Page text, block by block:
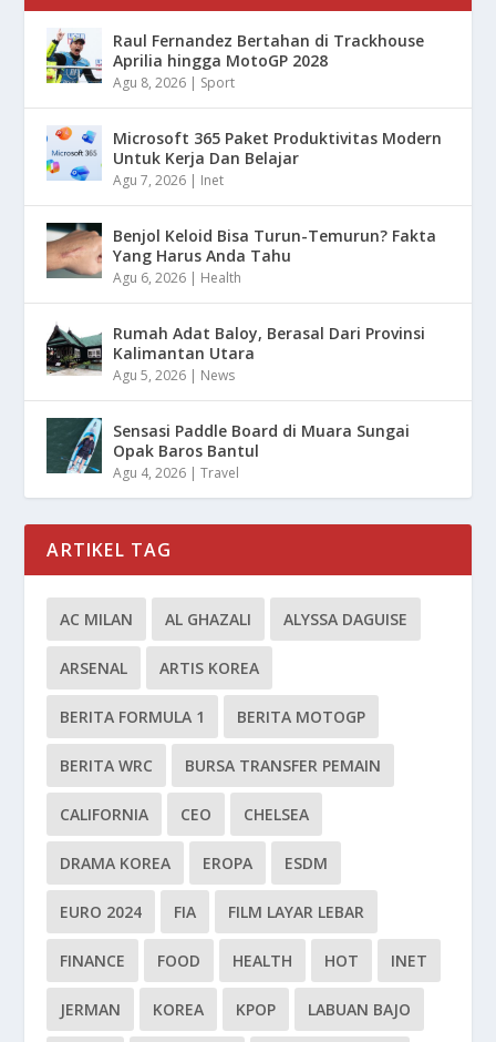
Raul Fernandez Bertahan di Trackhouse
Aprilia hingga MotoGP 2028
Agu 8, 2026 | Sport
Microsoft 365 Paket Produktivitas Modern
Untuk Kerja Dan Belajar
Agu 7, 2026 | Inet
Benjol Keloid Bisa Turun-Temurun? Fakta
Yang Harus Anda Tahu
Agu 6, 2026 | Health
Rumah Adat Baloy, Berasal Dari Provinsi
Kalimantan Utara
Agu 5, 2026 | News
Sensasi Paddle Board di Muara Sungai
Opak Baros Bantul
Agu 4, 2026 |Travel
ARTIKEL TAG
AC MILAN AL GHAZALI ALYSSA DAGUISE
ARSENAL ARTIS KOREA
BERITA FORMULA 1 BERITA MOTOGP
BERITA WRC BURSA TRANSFER PEMAIN
CALIFORNIA CEO CHELSEA
DRAMA KOREA EROPA ESDM
EURO 2024 FIA FILM LAYAR LEBAR
FINANCE FOOD HEALTH HOT INET
JERMAN KOREA KPOP LABUAN BAJO